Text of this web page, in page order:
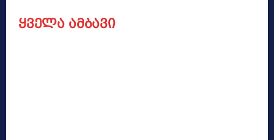
ყველა ამბავი